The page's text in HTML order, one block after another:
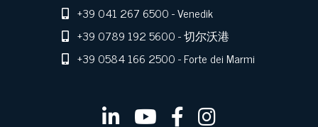
+39 041 267 6500- Venedik
+39 0789 192 5600- 切尔沃港
+39 0584 166 2500- Forte dei Marmi